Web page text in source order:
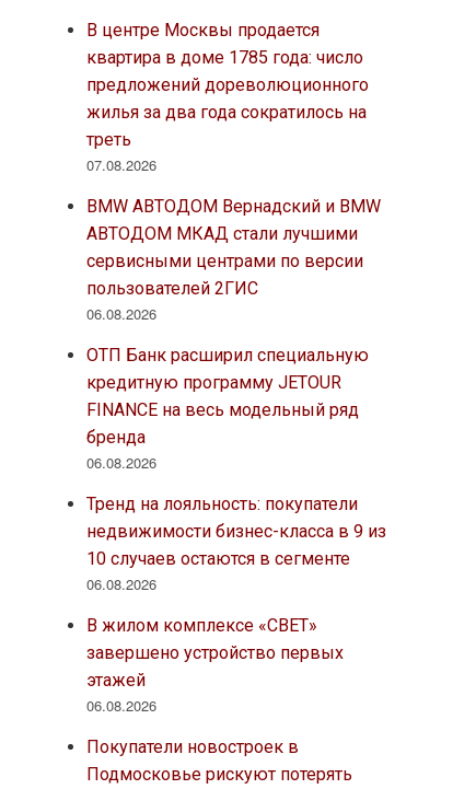
В центре Москвы продается
квартира в доме 1785 года: число
предложений дореволюционного
жилья за два года сократилось на
треть
07.08.2026
BMW АВТОДОМ Вернадский и BMW
АВТОДОМ МКАД стали лучшими
сервисными центрами по версии
пользователей 2ГИС
06.08.2026
ОТП Банк расширил специальную
кредитную программу JETOUR
FINANCE на весь модельный ряд
бренда
06.08.2026
Тренд на лояльность: покупатели
недвижимости бизнес-класса в 9 из
10 случаев остаются в сегменте
06.08.2026
В жилом комплексе «СВЕТ»
завершено устройство первых
этажей
06.08.2026
Покупатели новостроек в
Подмосковье рискуют потерять